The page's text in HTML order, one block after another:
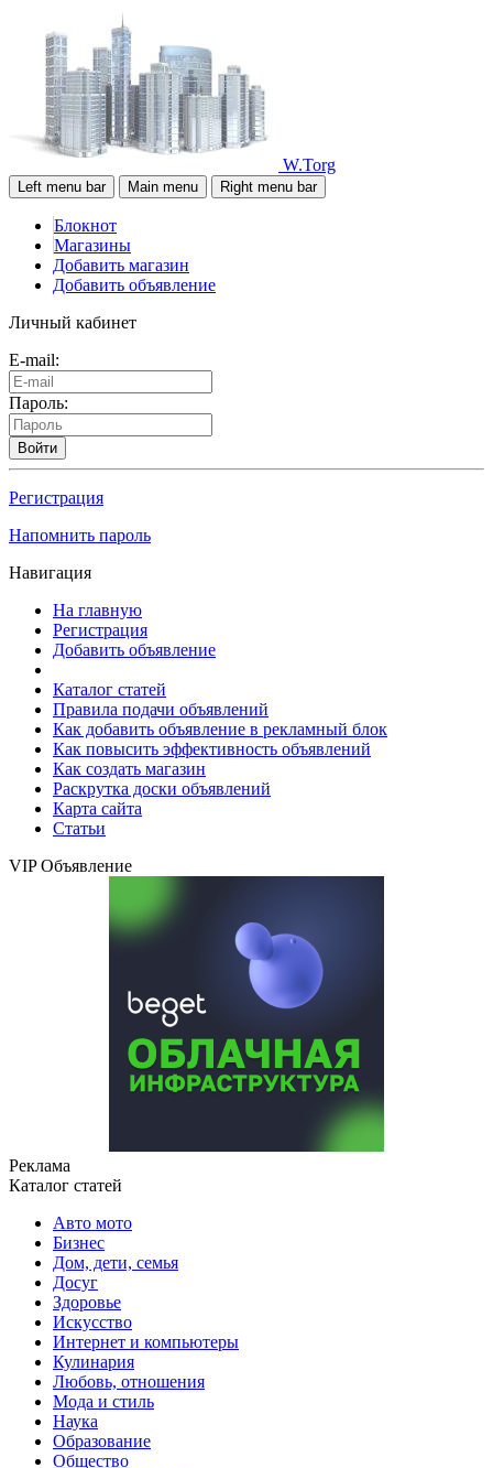
W.Torg
Left menu bar Main menu Right menu bar
Блокнот
Магазины
Добавить магазин
Добавить объявление
Личный кабинет
E-mail:
Пароль:
Войти
Регистрация
Напомнить пароль
Навигация
На главную
Регистрация
Добавить объявление
Каталог статей
Правила подачи объявлений
Как добавить объявление в рекламный блок
Как повысить эффективность объявлений
Как создать магазин
Раскрутка доски объявлений
Карта сайта
Статьи
VIP Объявление
Реклама
Каталог статей
Авто мото
Бизнес
Дом, дети, семья
Досуг
Здоровье
Искусство
Интернет и компьютеры
Кулинария
Любовь, отношения
Мода и стиль
Наука
Образование
Общество